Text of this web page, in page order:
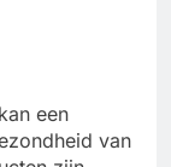
kan een
van